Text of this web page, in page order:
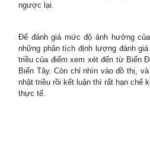
ngược lại.
Để đánh giá mức độ ảnh hưởng
những phân tích định lượng đánh
triều của điểm xem xét đến từ Biển
Biển Tây. Còn chỉ nhìn vào đồ thị,
nhật triều rồi kết luận thì rất hạn chế
thực tế.